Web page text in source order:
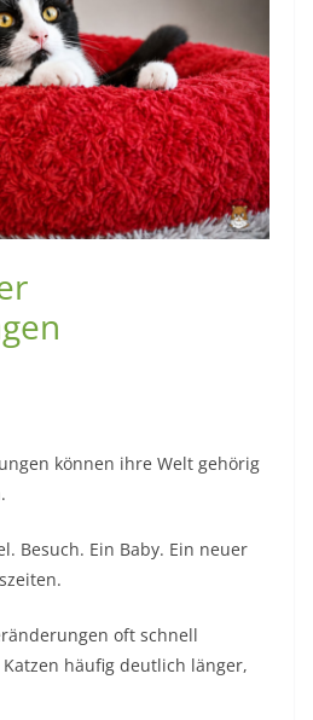
können ihre Welt gehörig
Besuch. Ein Baby. Ein neuer
oft schnell
häufig deutlich länger,